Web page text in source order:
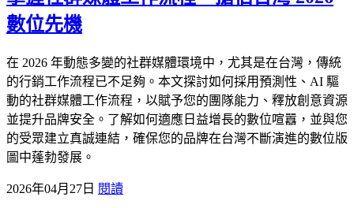
數位先機
在 2026 年動態多變的社群媒體環境中，尤其是在台灣，傳統
的行銷工作流程已不足夠。本文探討如何採用預測性、AI 驅
動的社群媒體工作流程，以賦予您的團隊能力、釋放創意資源
並提升品牌安全。了解如何適應日益增長的數位喧囂，並與您
的受眾建立真誠連結，確保您的品牌在台灣不斷演進的數位版
圖中蓬勃發展。
2026年04月27日 閱讀